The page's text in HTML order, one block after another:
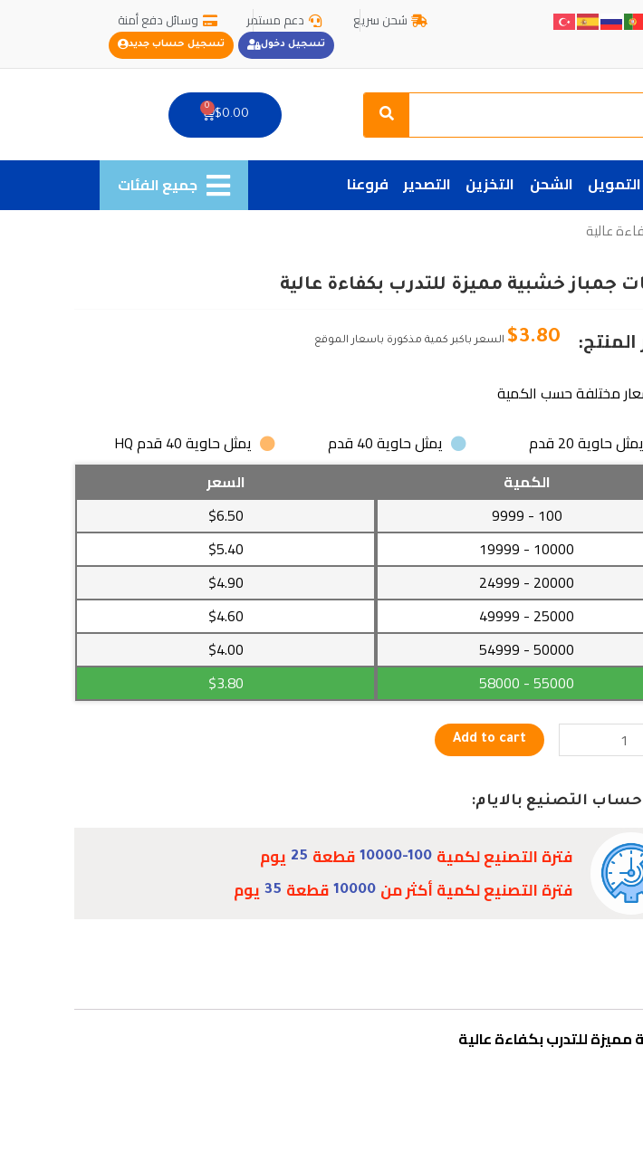
شحن سريع دعم مستمر وسائل دفع أمنة
تسجيل دخول تسجيل حساب جديد
Search
$0.00
0
Cart
التمويل الشحن التخزين التصدير فروعنا جميع الفئات
عالية
جمباز خشبية مميزة للتدرب بكفاءة عالية
$3.80 السعر باكبر كمية مذكورة باسعار الموقع
مختلفة حسب الكمية
يمثل حاوية 20 قدم
يمثل حاوية 40 قدم
يمثل حاوية 40 قدم HQ
الكمية
السعر
100
- 9999
$6.50
10000
- 19999
$5.40
20000
- 24999
$4.90
25000
- 49999
$4.60
50000
- 54999
$4.00
55000
- 58000
$3.80
Add to cart
حساب التصنيع بالايام:
فترة التصنيع لكمية 10000-100 قطعة 25 يوم
فترة التصنيع لكمية أكثر من 10000 قطعة 35 يوم
مميزة للتدرب بكفاءة عالية